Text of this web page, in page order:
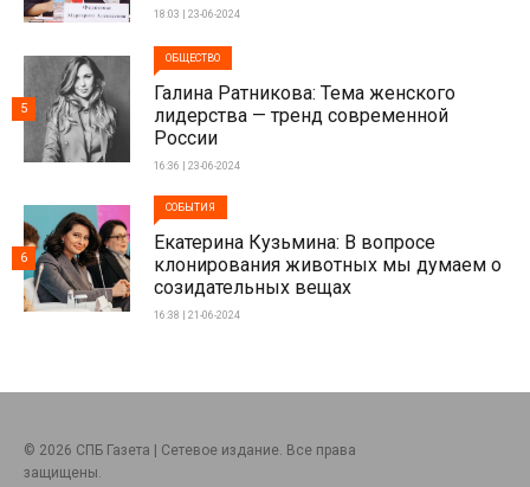
18:03 | 23-06-2024
ОБЩЕСТВО
Галина Ратникова: Тема женского
лидерства — тренд современной
России
16:36 | 23-06-2024
5
СОБЫТИЯ
Екатерина Кузьмина: В вопросе
клонирования животных мы думаем о
созидательных вещах
16:38 | 21-06-2024
6
© 2026 СПБ Газета | Сетевое издание. Все права
защищены.